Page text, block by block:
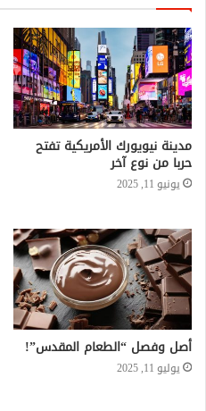
مدينة نيويورك الأمريكية تفتح
حربا من نوع آخر
يونيو 11, 2025
أصل وفصل “الطعام المقدس”!
يوليو 11, 2025